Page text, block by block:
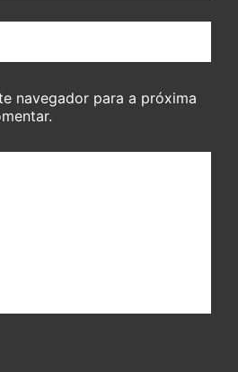
navegador para a próxima